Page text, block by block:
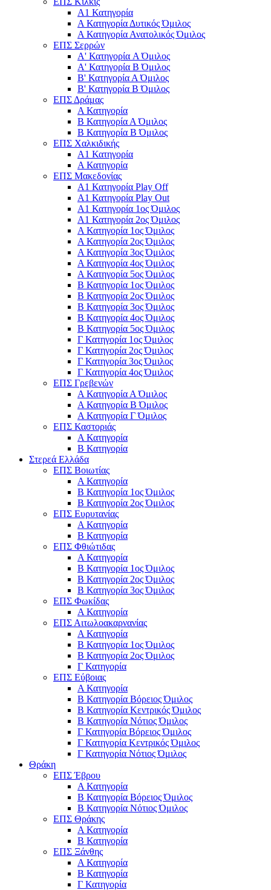
Α1 Κατηγορία
Α Κατηγορία Δυτικός Όμιλος
Α Κατηγορία Ανατολικός Όμιλος
ΕΠΣ Σερρών
Α' Κατηγορία A Όμιλος
Α' Κατηγορία Β Όμιλος
Β' Κατηγορία Α Όμιλος
Β' Κατηγορία Β Όμιλος
ΕΠΣ Δράμας
Α Κατηγορία
Β Κατηγορία Α Όμιλος
Β Κατηγορία Β Όμιλος
ΕΠΣ Χαλκιδικής
Α1 Κατηγορία
Α Κατηγορία
ΕΠΣ Μακεδονίας
Α1 Κατηγορία Play Off
Α1 Κατηγορία Play Out
Α1 Κατηγορία 1ος Όμιλος
Α1 Κατηγορία 2ος Όμιλος
Α Κατηγορία 1ος Όμιλος
Α Κατηγορία 2ος Όμιλος
Α Κατηγορία 3ος Όμιλος
Α Κατηγορία 4ος Όμιλος
Α Κατηγορία 5ος Όμιλος
Β Κατηγορία 1ος Όμιλος
Β Κατηγορία 2ος Όμιλος
Β Κατηγορία 3ος Όμιλος
Β Κατηγορία 4ος Όμιλος
Β Κατηγορία 5ος Όμιλος
Γ Κατηγορία 1ος Όμιλος
Γ Κατηγορία 2ος Όμιλος
Γ Κατηγορία 3ος Όμιλος
Γ Κατηγορία 4ος Όμιλος
ΕΠΣ Γρεβενών
Α Κατηγορία Α Όμιλος
Α Κατηγορία B Όμιλος
Α Κατηγορία Γ Όμιλος
ΕΠΣ Καστοριάς
Α Κατηγορία
Β Κατηγορία
Στερεά Ελλάδα
ΕΠΣ Βοιωτίας
Α Κατηγορία
Β Κατηγορία 1ος Όμιλος
Β Κατηγορία 2ος Όμιλος
ΕΠΣ Ευρυτανίας
Α Κατηγορία
Β Κατηγορία
ΕΠΣ Φθιώτιδας
Α Κατηγορία
Β Κατηγορία 1ος Όμιλος
Β Κατηγορία 2ος Όμιλος
Β Κατηγορία 3ος Όμιλος
ΕΠΣ Φωκίδας
Α Κατηγορία
ΕΠΣ Αιτωλοακαρνανίας
Α Κατηγορία
Β Κατηγορία 1ος Όμιλος
Β Κατηγορία 2ος Όμιλος
Γ Κατηγορία
ΕΠΣ Εύβοιας
Α Κατηγορία
Β Κατηγορία Βόρειος Όμιλος
Β Κατηγορία Κεντρικός Όμιλος
Β Κατηγορία Νότιος Όμιλος
Γ Κατηγορία Βόρειος Όμιλος
Γ Κατηγορία Κεντρικός Όμιλος
Γ Κατηγορία Νότιος Όμιλος
Θράκη
ΕΠΣ Έβρου
Α Κατηγορία
Β Κατηγορία Βόρειος Όμιλος
Β Κατηγορία Νότιος Όμιλος
ΕΠΣ Θράκης
Α Κατηγορία
Β Κατηγορία
ΕΠΣ Ξάνθης
Α Κατηγορία
Β Κατηγορία
Γ Κατηγορία